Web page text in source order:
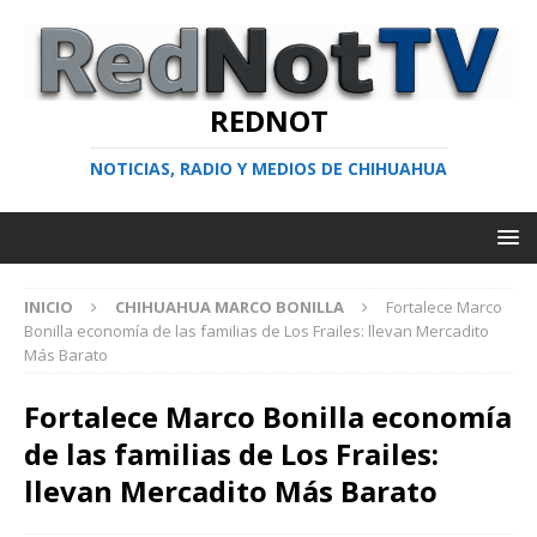
REDNOT
NOTICIAS, RADIO Y MEDIOS DE CHIHUAHUA
INICIO CHIHUAHUA MARCO BONILLA
Fortalece Marco
Bonilla economía de las familias de Los Frailes: llevan Mercadito
Más Barato
Fortalece Marco Bonilla economía
de las familias de Los Frailes:
llevan Mercadito Más Barato